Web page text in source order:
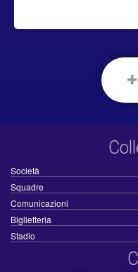
Società
Squadre
Comunicazioni
Biglietteria
Stadio